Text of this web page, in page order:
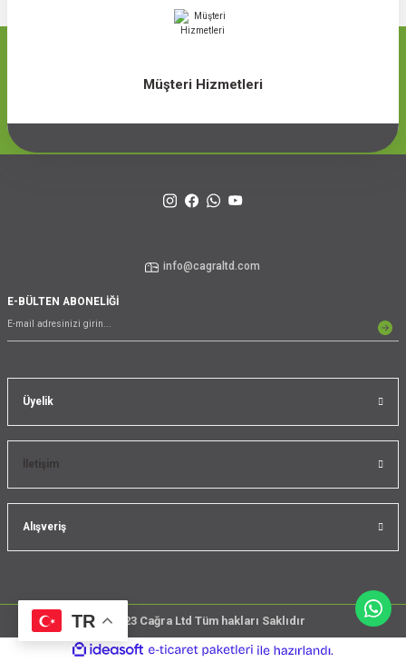
Müşteri Hizmetleri
Üyelik
İletişim
Alışveriş
TR
info@cagraltd.com
E-BÜLTEN ABONELİĞİ
@2023 Cağra Ltd Tüm hakları Saklıdır
çember
ideasoft
e-